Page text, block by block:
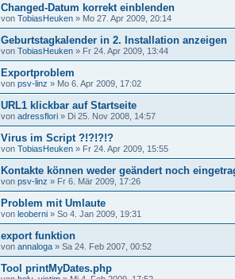
Changed-Datum korrekt einblenden
von TobiasHeuken » Mo 27. Apr 2009, 20:14
Geburtstagkalender in 2. Installation anzeigen
von TobiasHeuken » Fr 24. Apr 2009, 13:44
Exportproblem
von psv-linz » Mo 6. Apr 2009, 17:02
URL1 klickbar auf Startseite
von adressflori » Di 25. Nov 2008, 14:57
Virus im Script ?!?!?!?
von TobiasHeuken » Fr 24. Apr 2009, 15:55
Kontakte können weder geändert noch
von psv-linz » Fr 6. Mär 2009, 17:26
Problem mit Umlaute
von leoberni » So 4. Jan 2009, 19:31
export funktion
von annaloga » Sa 24. Feb 2007, 00:52
Tool printMyDates.php